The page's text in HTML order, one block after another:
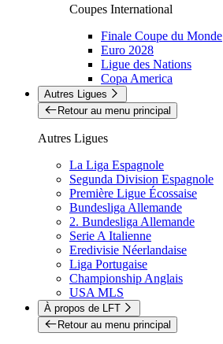
Coupes International
Finale Coupe du Monde
Euro 2028
Ligue des Nations
Copa America
Autres Ligues
Retour au menu principal
Autres Ligues
La Liga Espagnole
Segunda Division Espagnole
Première Ligue Écossaise
Bundesliga Allemande
2. Bundesliga Allemande
Serie A Italienne
Eredivisie Néerlandaise
Liga Portugaise
Championship Anglais
USA MLS
À propos de LFT
Retour au menu principal